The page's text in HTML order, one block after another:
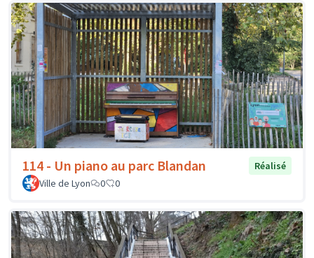
114 - Un piano au parc Blandan
Réalisé
Ville de Lyon
0 0